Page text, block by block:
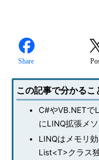
Share
この記事で分かるこ
C#やVB.NETで
にLINQ拡張メ
LINQはメモリ
List<T>クラス